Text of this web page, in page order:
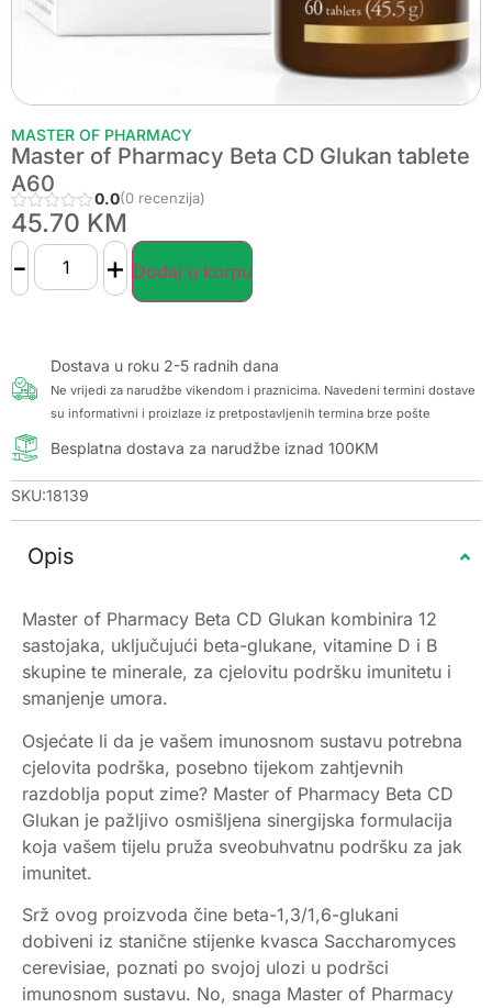
MASTER OF PHARMACY
Master of Pharmacy Beta CD Glukan tablete
A60
0.0(0 recenzija)
45.70 KM
- + Dodaj u korpu
Dostava u roku 2-5 radnih dana
Ne vrijedi za narudžbe vikendom i praznicima. Navedeni termini dostave
su informativni i proizlaze iz pretpostavljenih termina brze pošte
Besplatna dostava za narudžbe iznad 100KM
SKU:18139
Opis
Master of Pharmacy Beta CD Glukan kombinira 12
sastojaka, uključujući beta-glukane, vitamine D i B
skupine te minerale, za cjelovitu podršku imunitetu i
smanjenje umora.
Osjećate li da je vašem imunosnom sustavu potrebna
cjelovita podrška, posebno tijekom zahtjevnih
razdoblja poput zime? Master of Pharmacy Beta CD
Glukan je pažljivo osmišljena sinergijska formulacija
koja vašem tijelu pruža sveobuhvatnu podršku za jak
imunitet.
Srž ovog proizvoda čine beta-1,3/1,6-glukani
dobiveni iz stanične stijenke kvasca Saccharomyces
cerevisiae, poznati po svojoj ulozi u podršci
imunosnom sustavu. No, snaga Master of Pharmacy